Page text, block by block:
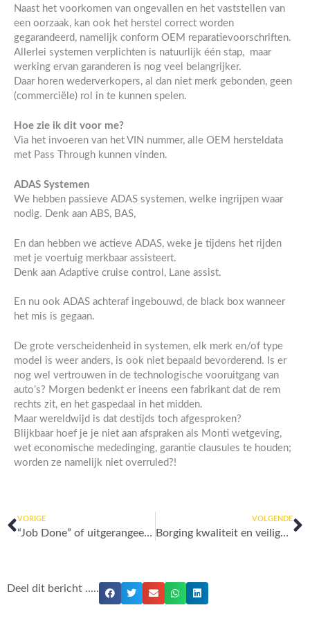
Naast het voorkomen van ongevallen en het vaststellen van
een oorzaak, kan ook het herstel correct worden
gegarandeerd, namelijk conform OEM reparatievoorschriften.
Allerlei systemen verplichten is natuurlijk één stap, maar
werking ervan garanderen is nog veel belangrijker.
Daar horen wederverkopers, al dan niet merk gebonden, geen
(commerciële) rol in te kunnen spelen.
Hoe zie ik dit voor me?
Via het invoeren van het VIN nummer, alle OEM hersteldata
met Pass Through kunnen vinden.
ADAS Systemen
We hebben passieve ADAS systemen, welke ingrijpen waar
nodig. Denk aan ABS, BAS,
En dan hebben we actieve ADAS, weke je tijdens het rijden
met je voertuig merkbaar assisteert.
Denk aan Adaptive cruise control, Lane assist.
En nu ook ADAS achteraf ingebouwd, de black box wanneer
het mis is gegaan.
De grote verscheidenheid in systemen, elk merk en/of type
model is weer anders, is ook niet bepaald bevorderend. Is er
nog wel vertrouwen in de technologische vooruitgang van
auto’s? Morgen bedenkt er ineens een fabrikant dat de rem
rechts zit, en het gaspedaal in het midden.
Maar wereldwijd is dat destijds toch afgesproken?
Blijkbaar hoef je je niet aan afspraken als Monti wetgeving,
wet economische mededinging, garantie clausules te houden;
worden ze namelijk niet overruled?!
Vorige
VORIGE
“Job Done” of uitgerangeerd op commercieel belang
VOLGENDE
Borging kwaliteit en veiligheid pijnpunt schadeherstel
Deel dit bericht .....